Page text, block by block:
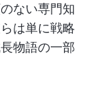
ない専門知
は単に戦略
物語の一部